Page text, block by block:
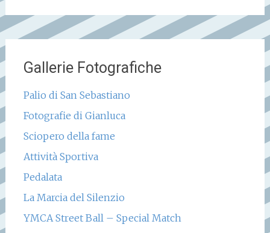
Gallerie Fotografiche
Palio di San Sebastiano
Fotografie di Gianluca
Sciopero della fame
Attività Sportiva
Pedalata
La Marcia del Silenzio
YMCA Street Ball – Special Match